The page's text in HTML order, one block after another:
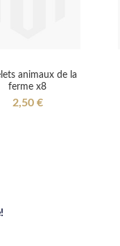
animaux de la
ferme x8
2,50 €